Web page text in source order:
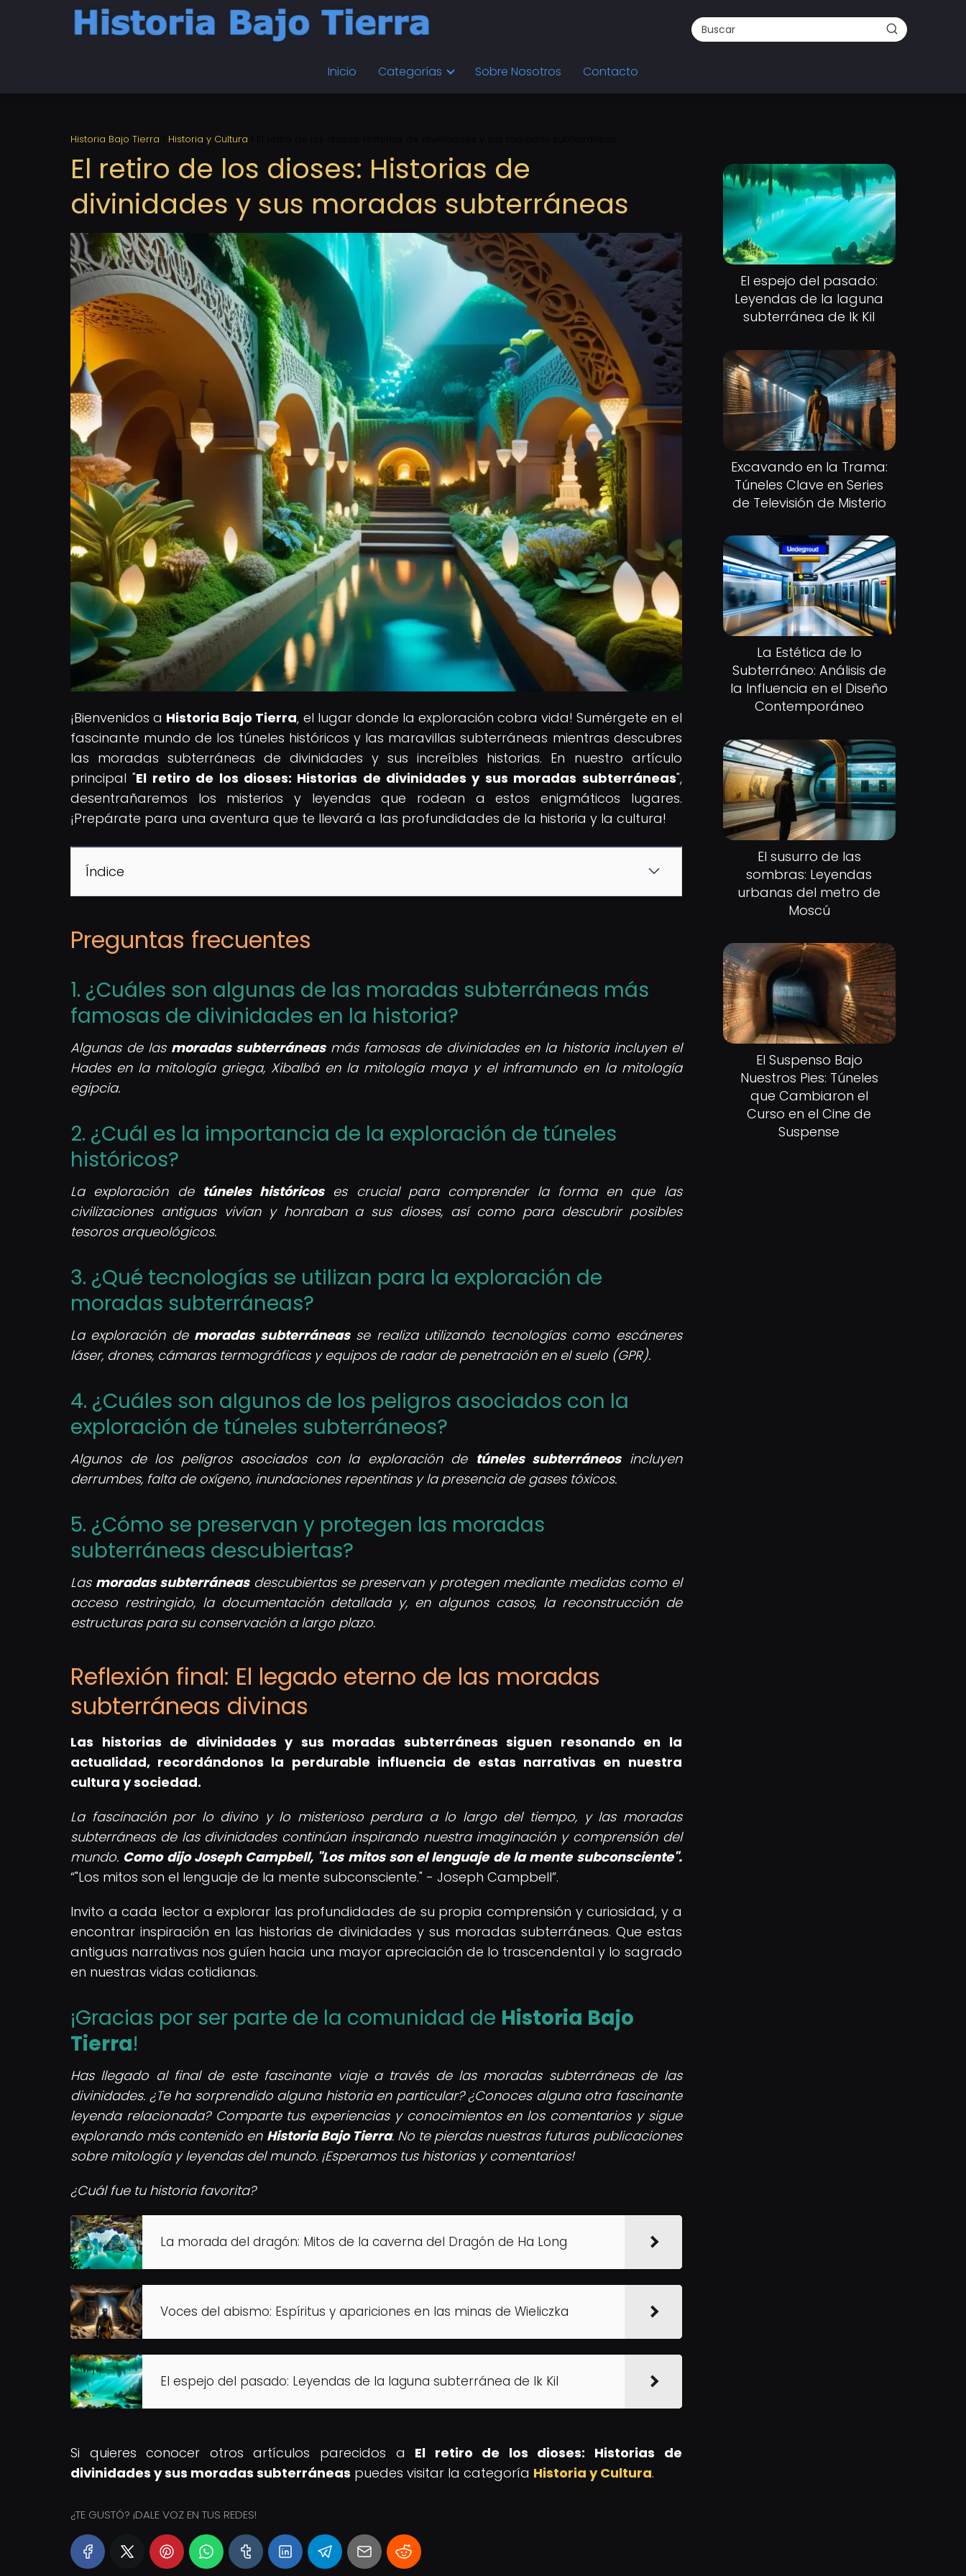
Inicio Categorías Sobre Nosotros Contacto
Historia Bajo Tierra Historia y Cultura
El retiro de los dioses: Historias de
divinidades y sus moradas subterráneas
¡Bienvenidos a Historia Bajo Tierra, el lugar donde la exploración cobra vida! Sumérgete en el
fascinante mundo de los túneles históricos y las maravillas subterráneas mientras descubres
las moradas subterráneas de divinidades y sus increíbles historias. En nuestro artículo
principal "El retiro de los dioses: Historias de divinidades y sus moradas subterráneas",
desentrañaremos los misterios y leyendas que rodean a estos enigmáticos lugares.
¡Prepárate para una aventura que te llevará a las profundidades de la historia y la cultura!
Índice
Preguntas frecuentes
1. ¿Cuáles son algunas de las moradas subterráneas más
famosas de divinidades en la historia?
Algunas de las moradas subterráneasmás famosas de divinidades en la historia incluyen el
Hades en la mitología griega, Xibalbá en la mitología maya y el inframundo en la mitología
egipcia.
2. ¿Cuál es la importancia de la exploración de túneles
históricos?
La exploración de túneles históricoses crucial para comprender la forma en que las
civilizaciones antiguas vivían y honraban a sus dioses, así como para descubrir posibles
tesoros arqueológicos.
3. ¿Qué tecnologías se utilizan para la exploración de
moradas subterráneas?
La exploración de moradas subterráneasse realiza utilizando tecnologías como escáneres
láser, drones, cámaras termográficas y equipos de radar de penetración en el suelo (GPR).
4. ¿Cuáles son algunos de los peligros asociados con la
exploración de túneles subterráneos?
Algunos de los peligros asociados con la exploración de túneles subterráneosincluyen
derrumbes, falta de oxígeno, inundaciones repentinas y la presencia de gases tóxicos.
5. ¿Cómo se preservan y protegen las moradas
subterráneas descubiertas?
Las moradas subterráneasdescubiertas se preservan y protegen mediante medidas como el
acceso restringido, la documentación detallada y, en algunos casos, la reconstrucción de
estructuras para su conservación a largo plazo.
Reflexión final: El legado eterno de las moradas
subterráneas divinas
Las historias de divinidades y sus moradas subterráneas siguen resonando en la
actualidad, recordándonos la perdurable influencia de estas narrativas en nuestra
cultura y sociedad.
La fascinación por lo divino y lo misterioso perdura a lo largo del tiempo, y las moradas
subterráneas de las divinidades continúan inspirando nuestra imaginación y comprensión del
mundo. Como dijo Joseph Campbell, "Los mitos son el lenguaje de la mente subconsciente".
"Los mitos son el lenguaje de la mente subconsciente." - Joseph Campbell .
Invito a cada lector a explorar las profundidades de su propia comprensión y curiosidad, y a
encontrar inspiración en las historias de divinidades y sus moradas subterráneas. Que estas
antiguas narrativas nos guíen hacia una mayor apreciación de lo trascendental y lo sagrado
en nuestras vidas cotidianas.
¡Gracias por ser parte de la comunidad de Historia Bajo
Tierra!
Has llegado al final de este fascinante viaje a través de las moradas subterráneas de las
divinidades. ¿Te ha sorprendido alguna historia en particular? ¿Conoces alguna otra fascinante
leyenda relacionada? Comparte tus experiencias y conocimientos en los comentarios y sigue
explorando más contenido en Historia Bajo Tierra. No te pierdas nuestras futuras publicaciones
sobre mitología y leyendas del mundo. ¡Esperamos tus historias y comentarios!
¿Cuál fue tu historia favorita?
La morada del dragón: Mitos de la caverna del Dragón de Ha Long
Voces del abismo: Espíritus y apariciones en las minas de Wieliczka
El espejo del pasado: Leyendas de la laguna subterránea de Ik Kil
Si quieres conocer otros artículos parecidos a El retiro de los dioses: Historias de
divinidades y sus moradas subterráneas puedes visitar la categoría Historia y Cultura.
¿TE GUSTÓ? ¡DALE VOZ EN TUS REDES!
El espejo del pasado:
Leyendas de la laguna
subterránea de Ik Kil
Excavando en la Trama:
Túneles Clave en Series
de Televisión de Misterio
La Estética de lo
Subterráneo: Análisis de
la Influencia en el Diseño
Contemporáneo
El susurro de las
sombras: Leyendas
urbanas del metro de
Moscú
El Suspenso Bajo
Nuestros Pies: Túneles
que Cambiaron el
Curso en el Cine de
Suspense